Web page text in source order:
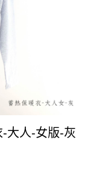
-大人-女版-灰